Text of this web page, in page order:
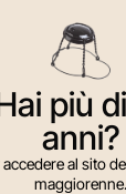
AGAVE,
più
anni?
accedere al sito
maggiorenne.